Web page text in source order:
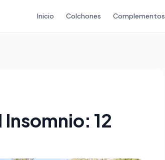
Inicio Colchones Complementos
12